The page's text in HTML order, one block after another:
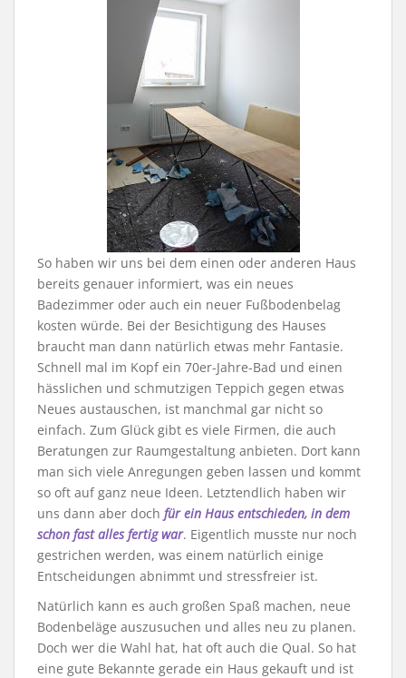
So haben wir uns bei dem einen oder anderen Haus
bereits genauer informiert, was ein neues
Badezimmer oder auch ein neuer Fußbodenbelag
kosten würde. Bei der Besichtigung des Hauses
braucht man dann natürlich etwas mehr Fantasie.
Schnell mal im Kopf ein 70er-Jahre-Bad und einen
hässlichen und schmutzigen Teppich gegen etwas
Neues austauschen, ist manchmal gar nicht so
einfach. Zum Glück gibt es viele Firmen, die auch
Beratungen zur Raumgestaltung anbieten. Dort kann
man sich viele Anregungen geben lassen und kommt
so oft auf ganz neue Ideen. Letztendlich haben wir
uns dann aber doch für ein Haus entschieden, in dem
schon fast alles fertig war. Eigentlich musste nur noch
gestrichen werden, was einem natürlich einige
Entscheidungen abnimmt und stressfreier ist.
Natürlich kann es auch großen Spaß machen, neue
Bodenbeläge auszusuchen und alles neu zu planen.
Doch wer die Wahl hat, hat oft auch die Qual. So hat
eine gute Bekannte gerade ein Haus gekauft und ist